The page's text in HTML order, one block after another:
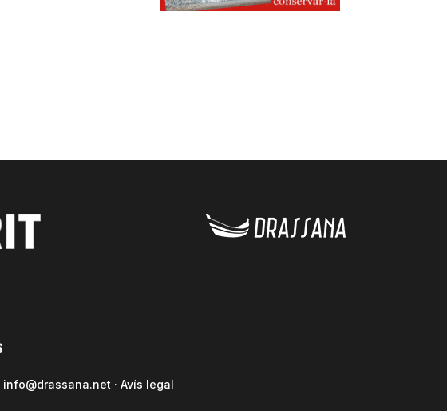
info@drassana.net · Avís legal